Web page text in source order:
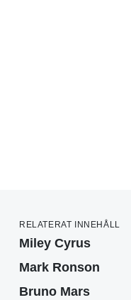
RELATERAT INNEHÅLL
Miley Cyrus
Mark Ronson
Bruno Mars